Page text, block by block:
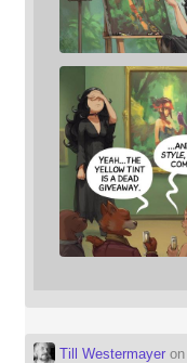
Till Westermayeron